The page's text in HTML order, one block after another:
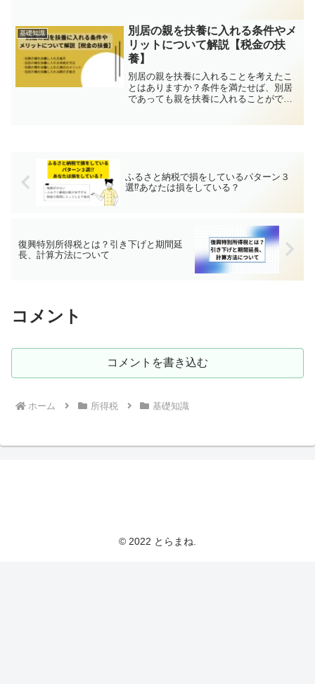
基礎知識
別居の親を扶養に入れる条件やメ
リットについて解説【税金の扶
養】
別居の親を扶養に入れることを考えたこ
とはありますか？条件を満たせば、別居
であっても親を扶養に入れることができ
ふるさと納税で損をしているパターン３
選⁉あなたは損をしている？
復興特別所得税とは？引き下げと期間延
長、計算方法について
コメント
コメントを書き込む
ホーム 所得税 基礎知識
© 2022 とらまね.